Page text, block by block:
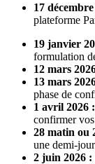
17
plateforme
19 janvier
formulation
12 mars
13 mars
phase de
1 avril 2026 :
confirmer
28 matin ou
une demi-
2 juin 2026 :